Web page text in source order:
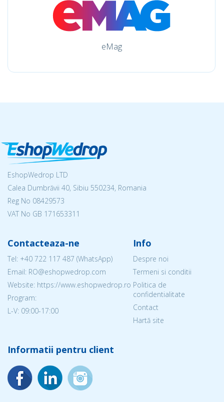
eMag
EshopWedrop LTD
Calea Dumbrăvii 40, Sibiu 550234, Romania
Reg No 08429573
VAT No GB 171653311
Contacteaza-ne
Tel: +40 722 117 487 (WhatsApp)
Email: RO@eshopwedrop.com
Website: https://www.eshopwedrop.ro
Program:
L-V: 09:00-17:00
Info
Despre noi
Termeni si conditii
Politica de
confidentialitate
Contact
Hartă site
Informatii pentru client